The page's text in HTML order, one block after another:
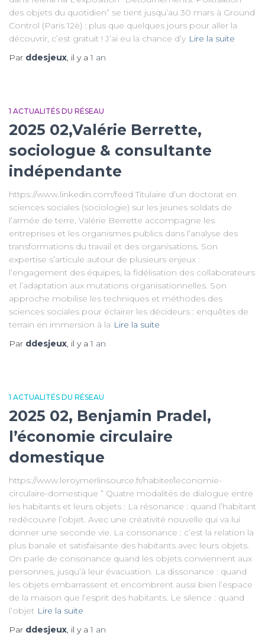
des objets du quotidien” se tient jusqu’au 30 mars à Ground
Control (Paris 12è) : plus que quelques jours pour aller la
découvrir, c’est gratuit ! J’ai eu la chance d’y Lire la suite
Par ddesjeux, il y a1 an
1 ACTUALITÉS DU RÉSEAU
2025 02,Valérie Berrette,
sociologue & consultante
indépendante
https://www.linkedin.com/feed Titulaire d’un doctorat en
sciences sociales (sociologie) sur les jeunes soldats de
l’armée de terre, Valérie Berrette accompagne les
entreprises et les organismes publics dans l’analyse des
transformations du travail et des organisations. Son
expertise s’articule autour de plusieurs enjeux :
l’engagement des équipes, la fidélisation des collaborateurs
et l’adaptation aux mutations organisationnelles. Son
approche mobilise les techniques et méthodes des
sciences sociales pour éclairer les décideurs : enquêtes de
terrain en immersion à la Lire la suite
Par ddesjeux, il y a1 an
1 ACTUALITÉS DU RÉSEAU
2025 02, Benjamin Pradel,
l’économie circulaire
domestique
https://www.leroymerlinsource.fr/habiter/leconomie-
circulaire-domestique ” Quatre modalités de dialogue entre
les habitants et leurs objets : La résonance : quand l’habitant
redécouvre l’objet. Avec une créativité nouvelle qui va lui
donner une seconde vie. La consonance : c’est la relation la
plus banale et satisfaisante des habitants avec leurs objets.
On parle de consonance quand les objets conviennent aux
personnes, jusqu’à leur évacuation. La dissonance : quand
les objets embarrassent et encombrent aussi bien l’espace
de la maison que l’esprit des habitants. Le silence : quand
l’objet Lire la suite
Par ddesjeux, il y a1 an